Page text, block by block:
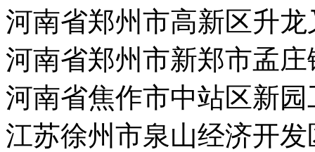
河南省郑州市高新区升龙
河南省郑州市新郑市孟
河南省焦作市中站区新
江苏徐州市泉山经济开